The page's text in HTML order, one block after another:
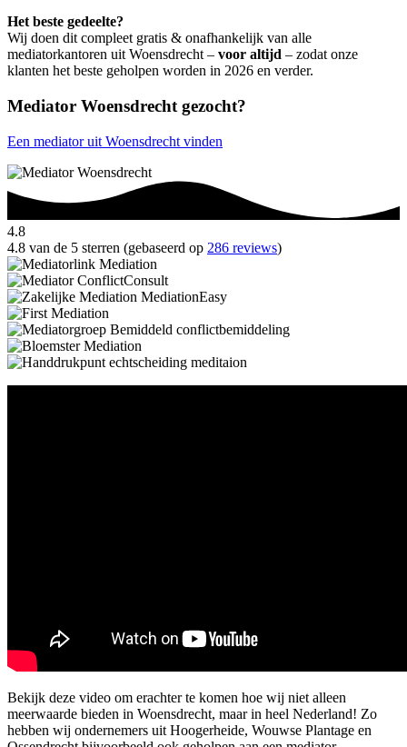
Het beste gedeelte?
Wij doen dit compleet gratis & onafhankelijk van alle
mediatorkantoren uit Woensdrecht – voor altijd – zodat onze
klanten het beste geholpen worden in 2026 en verder.
Mediator Woensdrecht gezocht?
Een mediator uit Woensdrecht vinden
4.8
4.8 van de 5 sterren (gebaseerd op 286 reviews)
Bekijk deze video om erachter te komen hoe wij niet alleen
meerwaarde bieden in Woensdrecht, maar in heel Nederland! Zo
hebben wij ondernemers uit Hoogerheide, Wouwse Plantage en